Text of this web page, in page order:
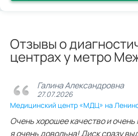
Отзывы о
центрах у метро
Галина Александровна
27.07.2026
Медицинский центр «МДЦ» на
Очень хорошее качество и
я очень довольна! Диск сразу